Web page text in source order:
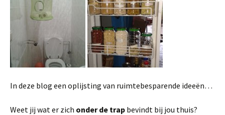
In deze blog een oplijsting van ruimtebesparende ideeën…
Weet jij wat er zich onder de trap bevindt bij jou thuis?